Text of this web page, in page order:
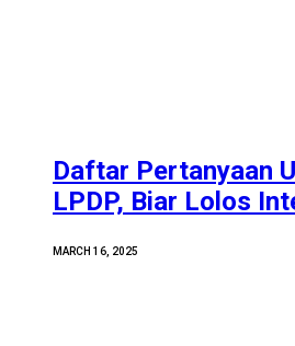
Daftar Pertanyaan
LPDP, Biar Lolos
MARCH 16, 2025